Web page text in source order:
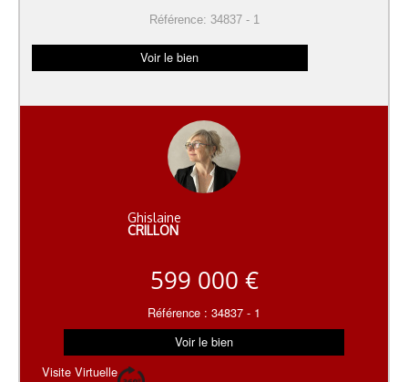
Référence: 34837 - 1
Voir le bien
Ghislaine
CRILLON
599 000 €
Référence : 34837 - 1
Voir le bien
Visite Virtuelle